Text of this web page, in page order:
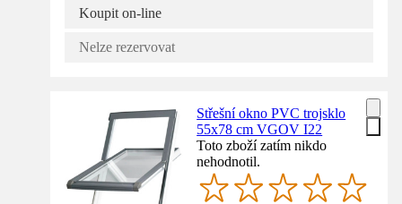
Koupit on-line
Nelze rezervovat
Střešní okno PVC trojsklo
55x78 cm VGOV I22
Toto zboží zatím nikdo
nehodnotil.